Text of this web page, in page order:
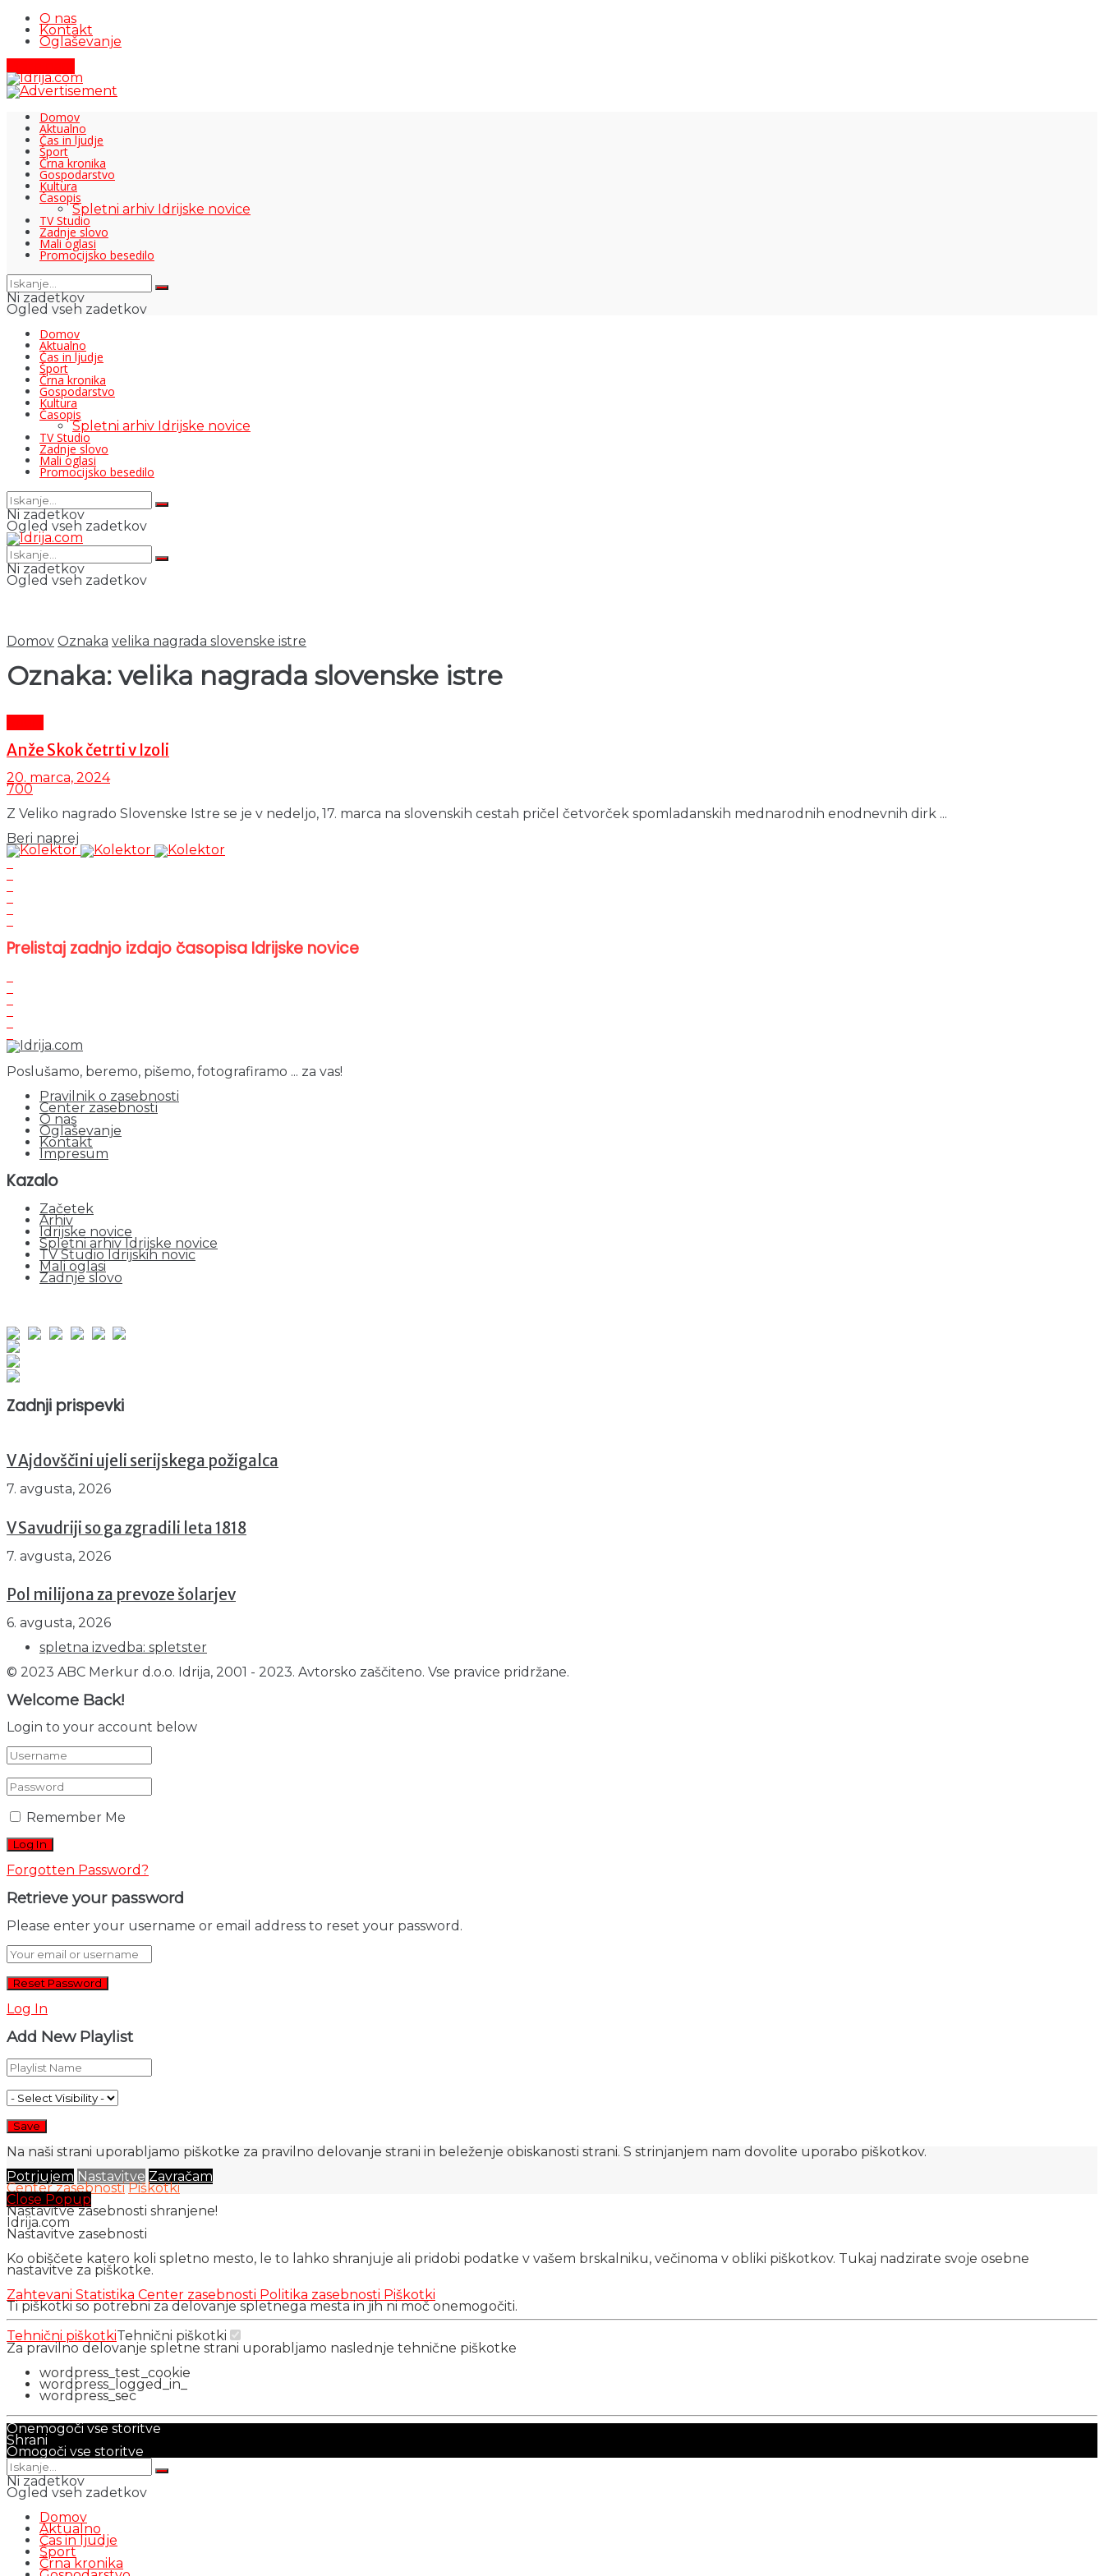
O nas
Kontakt
Oglaševanje
Domov
Aktualno
Čas in ljudje
Šport
Črna kronika
Gospodarstvo
Kultura
Časopis
Spletni arhiv Idrijske novice
TV Studio
Zadnje slovo
Mali oglasi
Promocijsko besedilo
Ni zadetkov
Ogled vseh zadetkov
Domov
Aktualno
Čas in ljudje
Šport
Črna kronika
Gospodarstvo
Kultura
Časopis
Spletni arhiv Idrijske novice
TV Studio
Zadnje slovo
Mali oglasi
Promocijsko besedilo
Ni zadetkov
Ogled vseh zadetkov
Ni zadetkov
Ogled vseh zadetkov
Domov Oznaka velika nagrada slovenske istre
Oznaka: velika nagrada slovenske istre
Anže Skok četrti v Izoli
20. marca, 2024
700
Z Veliko nagrado Slovenske Istre se je v nedeljo, 17. marca na slovenskih cestah pričel četvorček spomladanskih mednarodnih enodnevnih dirk ...
Beri naprej
Prelistaj zadnjo izdajo časopisa Idrijske novice
Poslušamo, beremo, pišemo, fotografiramo ... za vas!
Pravilnik o zasebnosti
Center zasebnosti
O nas
Oglaševanje
Kontakt
Impresum
Kazalo
Začetek
Arhiv
Idrijske novice
Spletni arhiv Idrijske novice
TV Studio Idrijskih novic
Mali oglasi
Zadnje slovo
Zadnji prispevki
V Ajdovščini ujeli serijskega požigalca
7. avgusta, 2026
V Savudriji so ga zgradili leta 1818
7. avgusta, 2026
Pol milijona za prevoze šolarjev
6. avgusta, 2026
spletna izvedba: spletster
© 2023 ABC Merkur d.o.o. Idrija, 2001 - 2023. Avtorsko zaščiteno. Vse pravice pridržane.
Welcome Back!
Login to your account below
Remember Me
Forgotten Password?
Retrieve your password
Please enter your username or email address to reset your password.
Log In
Add New Playlist
Na naši strani uporabljamo piškotke za pravilno delovanje strani in beleženje obiskanosti strani. S strinjanjem nam dovolite uporabo piškotkov.
Potrjujem Nastavitve Zavračam
Center zasebnosti Piškotki
Close Popup
Nastavitve zasebnosti shranjene!
Idrija.com
Nastavitve zasebnosti
Ko obiščete katero koli spletno mesto, le to lahko shranjuje ali pridobi podatke v vašem brskalniku, večinoma v obliki piškotkov. Tukaj nadzirate svoje osebne
nastavitve za piškotke.
Zahtevani Statistika Center zasebnosti Politika zasebnosti Piškotki
Ti piškotki so potrebni za delovanje spletnega mesta in jih ni moč onemogočiti.
Tehnični piškotkiTehnični piškotki
Za pravilno delovanje spletne strani uporabljamo naslednje tehnične piškotke
wordpress_test_cookie
wordpress_logged_in_
wordpress_sec
Onemogoči vse storitve
Shrani
Omogoči vse storitve
Ni zadetkov
Ogled vseh zadetkov
Domov
Aktualno
Čas in ljudje
Šport
Črna kronika